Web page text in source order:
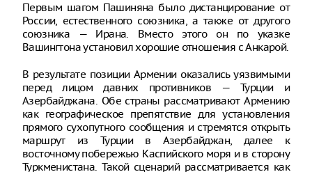
Первым шагом Пашиняна было дистанцирование от
России, естественного союзника, а также от другого
союзника — Ирана. Вместо этого он по указке
Вашингтона установил хорошие отношения с Анкарой.
В результате позиции Армении оказались уязвимыми
перед лицом давних противников — Турции и
Азербайджана. Обе страны рассматривают Армению
как географическое препятствие для установления
прямого сухопутного сообщения и стремятся открыть
маршрут из Турции в Азербайджан, далее к
восточному побережью Каспийского моря и в сторону
Туркменистана. Такой сценарий рассматривается как